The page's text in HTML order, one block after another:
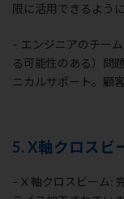
限に活用できるよう
– エンジニアのチー
る可能性のある）問
ニカルサポート。顧
5. X軸クロスビ
– X 軸クロスビーム: